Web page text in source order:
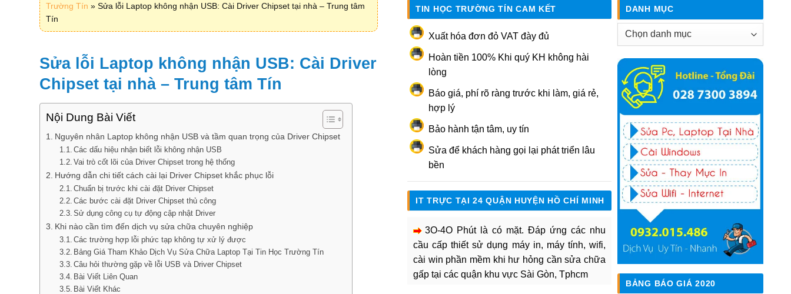
Trường Tín » Sửa lỗi Laptop không nhận USB: Cài Driver Chipset tại nhà – Trung tâm
Tín
Sửa lỗi Laptop không nhận USB: Cài Driver
Chipset tại nhà – Trung tâm Tín
Nội Dung Bài Viết
Nguyên nhân Laptop không nhận USB và tầm quan trọng của Driver Chipset
Các dấu hiệu nhận biết lỗi không nhận USB
Vai trò cốt lõi của Driver Chipset trong hệ thống
Hướng dẫn chi tiết cách cài lại Driver Chipset khắc phục lỗi
Chuẩn bị trước khi cài đặt Driver Chipset
Các bước cài đặt Driver Chipset thủ công
Sử dụng công cụ tự động cập nhật Driver
Khi nào cần tìm đến dịch vụ sửa chữa chuyên nghiệp
Các trường hợp lỗi phức tạp không tự xử lý được
Bảng Giá Tham Khảo Dịch Vụ Sửa Chữa Laptop Tại Tin Học Trường Tín
Câu hỏi thường gặp về lỗi USB và Driver Chipset
Bài Viết Liên Quan
Bài Viết Khác
TIN HỌC TRƯỜNG TÍN CAM KẾT
Xuất hóa đơn đỏ VAT đày đủ
Hoàn tiền 100% Khi quý KH không hài
lòng
Báo giá, phí rõ ràng trước khi làm, giá rẻ,
hợp lý
Bảo hành tận tâm, uy tín
Sửa để khách hàng gọi lại phát triển lâu
bền
IT TRỰC TẠI 24 QUẬN HUYỆN HỒ CHÍ MINH
3O-4O Phút là có mặt. Đáp ứng các nhu
cầu cấp thiết sử dụng máy in, máy tính, wifi,
cài win phần mềm khi hư hỏng cần sửa chữa
gấp tại các quận khu vực Sài Gòn, Tphcm
DANH MỤC
Danh
BẢNG BÁO GIÁ 2020